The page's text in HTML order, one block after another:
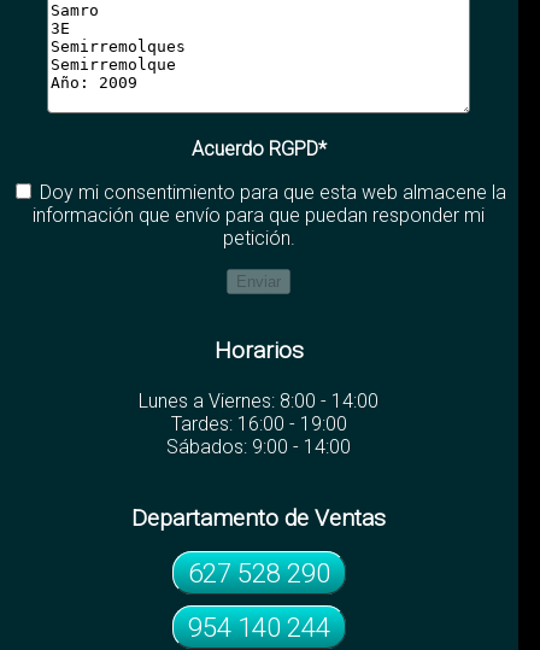
Acuerdo RGPD*
Doy mi consentimiento para que esta web almacene la
información que envío para que puedan responder mi
petición.
Horarios
Lunes a Viernes: 8:00 - 14:00
Tardes: 16:00 - 19:00
Sábados: 9:00 - 14:00
Departamento de Ventas
627 528 290
954 140 244